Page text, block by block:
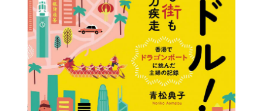
新刊・近刊のお知らせ
おすすめ！この一冊。
小説